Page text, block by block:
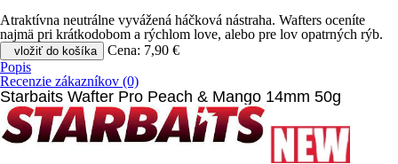
Atraktívna neutrálne vyvážená háčková nástraha. Wafters oceníte
najmä pri krátkodobom a rýchlom love, alebo pre lov opatrných rýb.
vložiť do košíka Cena: 7,90 €
Popis
Recenzie zákazníkov (0)
Starbaits Wafter Pro Peach & Mango 14mm 50g